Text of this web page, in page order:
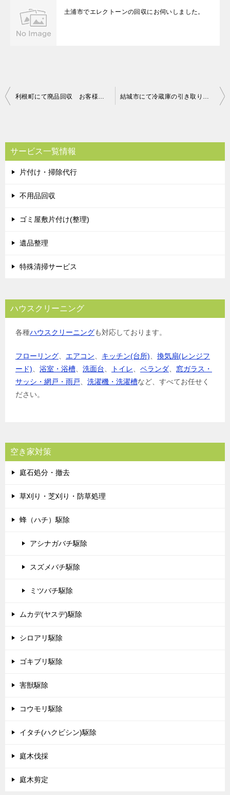
土浦市でエレクトーンの回収にお伺いしました。
投
ビ
ゲ
ー
シ
利根町にて廃品回収 お客様の声 結城市にて冷蔵庫の引き取り お客様の声
サービス一覧情報
片付け・掃除代行
不用品回収
ゴミ屋敷片付け(整理)
遺品整理
特殊清掃サービス
ハウスクリーニング
各種ハウスクリーニングも対応しております。
フローリング、 エアコン、 キッチン(台所)、 換気扇(レンジフ
ード)、 浴室・浴槽、 洗面台、 トイレ、 ベランダ、 窓ガラス・
サッシ・網戸・雨戸、 洗濯機・洗濯槽など、すべてお任せく
ださい。
空き家対策
庭石処分・撤去
草刈り・芝刈り・防草処理
蜂（ハチ）駆除
アシナガバチ駆除
スズメバチ駆除
ミツバチ駆除
ムカデ(ヤスデ)駆除
シロアリ駆除
ゴキブリ駆除
害獣駆除
コウモリ駆除
イタチ(ハクビシン)駆除
庭木伐採
庭木剪定